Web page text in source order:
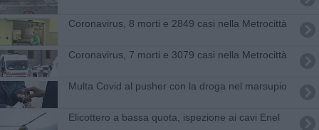
Coronavirus, 8 morti e 2849 casi nella Metrocittà
Coronavirus, 7 morti e 3079 casi nella Metrocittà
Multa Covid al pusher con la droga nel marsupio
Elicottero a bassa quota, ispezione ai cavi Enel